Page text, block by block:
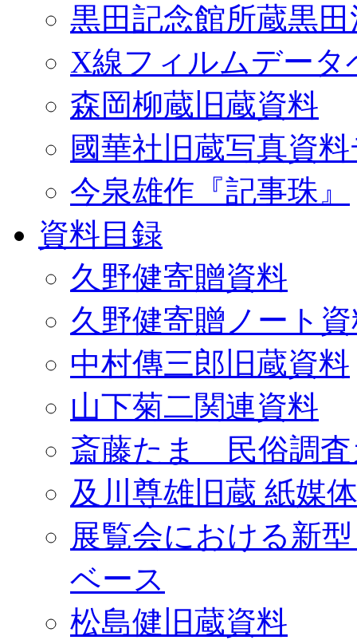
黒田記念館所蔵黒
X線フィルムデータ
森岡柳蔵旧蔵資料
國華社旧蔵写真資
今泉雄作『記事珠』
資料目録
久野健寄贈資料
久野健寄贈ノート
中村傳三郎旧蔵資料
山下菊二関連資料
斎藤たま 民俗調査
及川尊雄旧蔵 紙媒
展覧会における新
ベース
松島健旧蔵資料